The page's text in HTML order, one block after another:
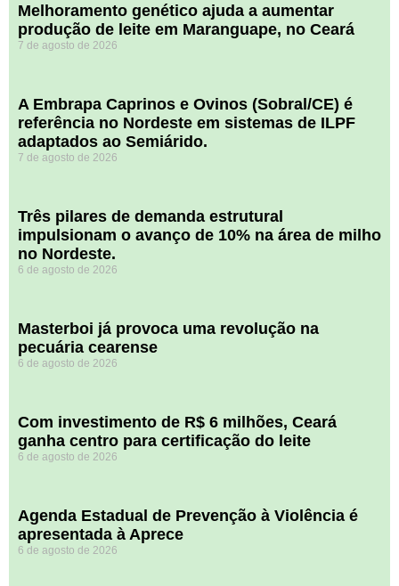
Melhoramento genético ajuda a aumentar
produção de leite em Maranguape, no Ceará
7 de agosto de 2026
A Embrapa Caprinos e Ovinos (Sobral/CE) é
referência no Nordeste em sistemas de ILPF
adaptados ao Semiárido.
7 de agosto de 2026
​Três pilares de demanda estrutural
impulsionam o avanço de 10% na área de milho
no Nordeste.
6 de agosto de 2026
Masterboi já provoca uma revolução na
pecuária cearense
6 de agosto de 2026
Com investimento de R$ 6 milhões, Ceará
ganha centro para certificação do leite
6 de agosto de 2026
Agenda Estadual de Prevenção à Violência é
apresentada à Aprece
6 de agosto de 2026